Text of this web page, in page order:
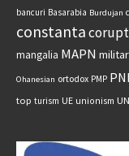
bancuri Basarabia Burdujan
constanta
mangalia MAPN militar
Ohanesian ortodox PMP
top turism UE unionism